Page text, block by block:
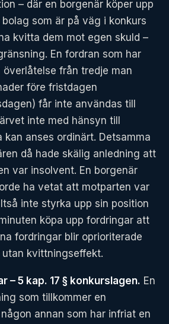
– där en borgenär köper upp
som är på väg i konkurs
kvitta dem mot egen skuld –
En fordran som har
från tredje man
före fristdagen
får inte användas till
inte med hänsyn till
kan anses ordinärt. Detsamma
då hade skälig anledning att
var insolvent. En borgenär
ha vetat att motparten var
inte styrka upp sin position
köpa upp fordringar att
fordringar blir oprioriterade
kvittningseffekt.
– 5 kap. 17 § konkurslagen. En
som tillkommer en
annan som har infriat en